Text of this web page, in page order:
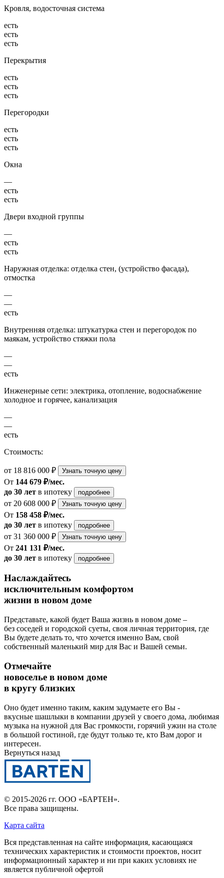
Кровля, водосточная система
есть
есть
есть
Перекрытия
есть
есть
есть
Перегородки
есть
есть
есть
Окна
—
есть
есть
Двери входной группы
—
есть
есть
Наружная отделка: отделка стен, (устройство фасада),
отмостка
—
—
есть
Внутренняя отделка: штукатурка стен и перегородок по
маякам, устройство стяжки пола
—
—
есть
Инженерные сети: электрика, отопление, водоснабжение
холодное и горячее, канализация
—
—
есть
Стоимость:
от 18 816 000 ₽ Узнать точную цену
От 144 679 ₽/мес.
до 30 лет в ипотеку подробнее
от 20 608 000 ₽ Узнать точную цену
От 158 458 ₽/мес.
до 30 лет в ипотеку подробнее
от 31 360 000 ₽ Узнать точную цену
От 241 131 ₽/мес.
до 30 лет в ипотеку подробнее
Наслаждайтесь
исключительным комфортом
жизни в новом доме
Представьте, какой будет Ваша жизнь в новом доме –
без соседей и городской суеты, своя личная территория, где
Вы будете делать то, что хочется именно Вам, свой
собственный маленький мир для Вас и Вашей семьи.
Отмечайте
новоселье в новом доме
в кругу близких
Оно будет именно таким, каким задумаете его Вы -
вкусные шашлыки в компании друзей у своего дома, любимая
музыка на нужной для Вас громкости, горячий ужин на столе
в большой гостиной, где будут только те, кто Вам дорог и
интересен.
Вернуться назад
© 2015-2026 гг. ООО «БАРТЕН».
Все права защищены.
Карта сайта
Вся представленная на сайте информация, касающаяся
технических характеристик и стоимости проектов, носит
информационный характер и ни при каких условиях не
является публичной офертой